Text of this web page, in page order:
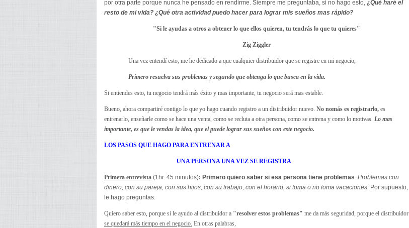
por otra parte porque nunca he pensado en rendirme. Siempre me preguntaba, si no hago esto, ¿Qué haré el
resto de mi vida? ¿Qué otra actividad puedo hacer para lograr mis sueños mas rápido?
"Si le ayudas a otros a obtener lo que ellos quieren, tu tendrás lo que tu quieres"
Zig Ziggler
Una vez entendí esto, me he dedicado a que cualquier distribuidor que se registre en mi negocio,
Primero resuelva sus problemas y segundo que obtenga lo que busca en la vida.
Si entiendes esto, tu negocio tendrá más éxito y mas importante, tu negocio será mas estable.
Bueno, ahora compartiré contigo lo que yo hago cuando registro a un distribuidor nuevo. No nomás es registrarlo, es
entrenarlo, enseñarle como se hace una venta, como se recluta a otra persona, como se entrena y como lo motivas. Lo mas
importante, es que le vendas la idea, que el puede lograr sus sueños con este negocio.
LOS PASOS QUE HAGO PARA ENTRENAR A
UNA PERSONA UNA VEZ SE REGISTRA
Primera entrevista (1hr. 45 minutos): Primero quiero saber si esa persona tiene problemas. Problemas con
dinero, con su pareja, con sus hijos, con su trabajo, con el horario, si toma o no toma vacaciones. Por supuesto,
le hago preguntas.
Quiero saber esto, porque si le ayudo al distribuidor a "resolver estos problemas" me da más seguridad, porque el distribuidor
se quedará más tiempo en el negocio. En otras palabras,